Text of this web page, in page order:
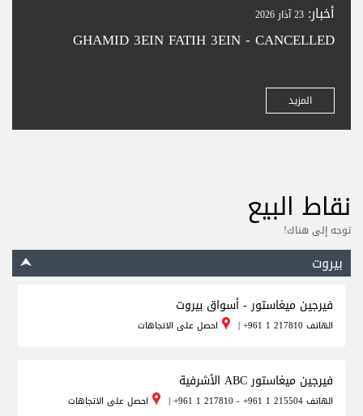
أخبار: 23 آذار 2026
GHAMID 3EIN FATIH 3EIN - CANCELLED
المزيد
نقاط البيع
توجه إلى هناك!
بيروت
فيرجين ميغاستور - أسواق بيروت
الهاتف +961 1 217810
| احصل على الاتجاهات
فيرجين ميغاستور ABC الأشرفية
الهاتف+961 1 217810 - +961 1 215504
| احصل على الاتجاهات